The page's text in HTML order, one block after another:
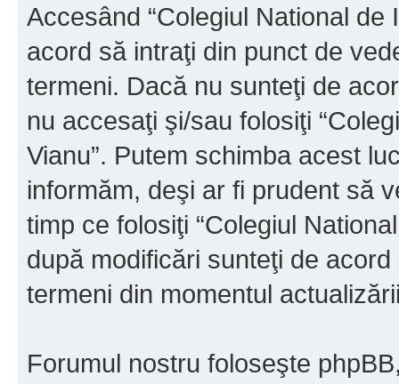
Accesând “Colegiul National de
acord să intraţi din punct de
termeni. Dacă nu sunteţi de
nu accesaţi şi/sau folosiţi
Vianu”. Putem schimba acest
informăm, deşi ar fi prudent să
timp ce folosiţi “Colegiul
după modificări sunteţi de
termeni din momentul
Forumul nostru foloseşte